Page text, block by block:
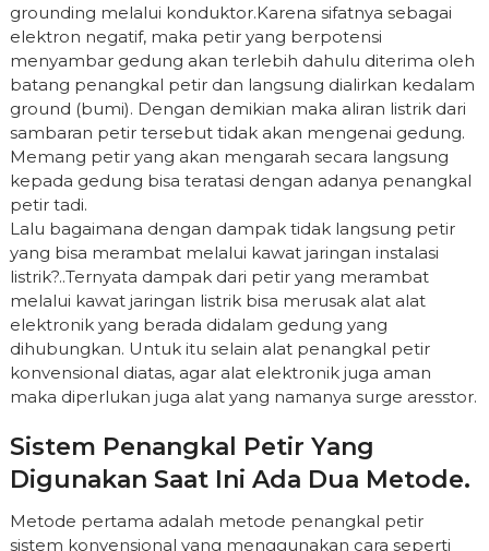
grounding melalui konduktor.Karena sifatnya sebagai
elektron negatif, maka petir yang berpotensi
menyambar gedung akan terlebih dahulu diterima oleh
batang penangkal petir dan langsung dialirkan kedalam
ground (bumi). Dengan demikian maka aliran listrik dari
sambaran petir tersebut tidak akan mengenai gedung.
Memang petir yang akan mengarah secara langsung
kepada gedung bisa teratasi dengan adanya penangkal
petir tadi.
Lalu bagaimana dengan dampak tidak langsung petir
yang bisa merambat melalui kawat jaringan instalasi
listrik?..Ternyata dampak dari petir yang merambat
melalui kawat jaringan listrik bisa merusak alat alat
elektronik yang berada didalam gedung yang
dihubungkan. Untuk itu selain alat penangkal petir
konvensional diatas, agar alat elektronik juga aman
maka diperlukan juga alat yang namanya surge aresstor.
Sistem Penangkal Petir Yang
Digunakan Saat Ini Ada Dua Metode.
Metode pertama adalah metode penangkal petir
sistem konvensional yang menggunakan cara seperti